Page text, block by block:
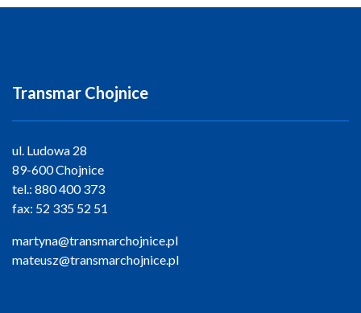
Transmar Chojnice
ul. Ludowa 28
89-600 Chojnice
tel.: 880 400 373
fax: 52 335 52 51
martyna@transmarchojnice.pl
mateusz@transmarchojnice.pl